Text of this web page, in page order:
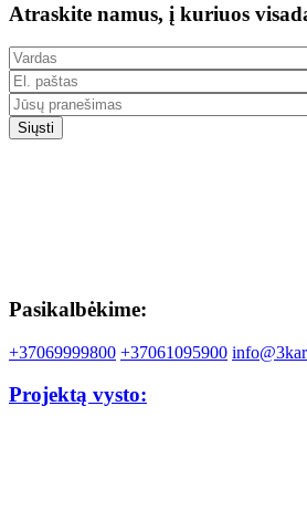
Atraskite namus, į kuriuos
Pasikalbėkime:
+37069999800 +37061095900
Projektą vysto: